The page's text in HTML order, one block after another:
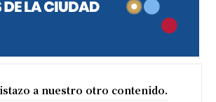
a nuestro otro contenido.